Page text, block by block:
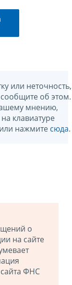
или неточность,
об этом.
мнению,
клавиатуре
нажмите сюда.
о
на сайте
сайта ФНС